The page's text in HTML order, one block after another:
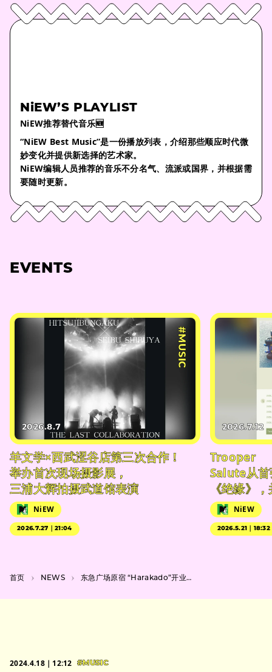
NiEW’S PLAYLIST
NiEW推荐替代音乐🆕
“NiEW Best Music”是一份播放列表，介绍那些顺应时代微
妙变化并提供新选择的艺术家。
NiEW编辑人员推荐的音乐不分名气、流派或国界，并根据需
要随时更新。
EVENTS
#MUSIC
2026.8.7
羊文学×西武涩谷店第三次合作！
举办首次现场摄影展，
三浦大辉拍摄武道馆表演
NiEW
2026.7.27｜21:04
2026.7.12
Trooper
Salute从首
《绝缘》
NiEW
2026.5.21｜18:32
首页 NEWS 东急广场原宿 “Harakado”开业纪念活动，詩羽主演的短片
2024.4.18｜12:12 #MUSIC